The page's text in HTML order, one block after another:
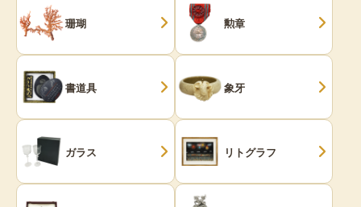
珊瑚 勲章
書道具 象牙
ガラス リトグラフ